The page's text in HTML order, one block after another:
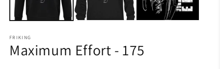
FRIKING
Maximum Effort - 175